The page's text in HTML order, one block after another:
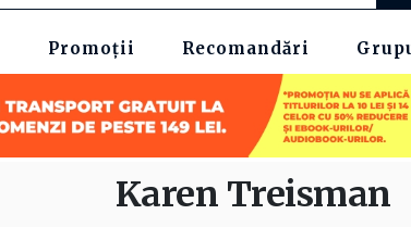
Promoții Recomandări
Karen Treisman